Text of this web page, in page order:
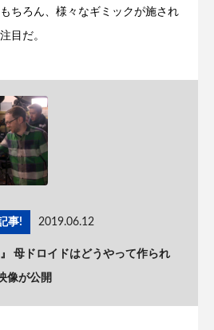
ちろん、様々なギミックが施され
目だ。
事! 2019.06.12
母ドロイドはどうやって作られ
像が公開